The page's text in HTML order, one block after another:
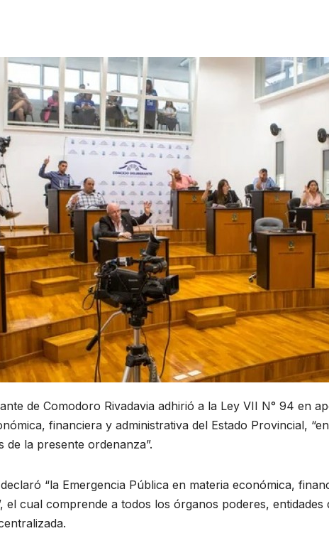
de Comodoro Rivadavia adhirió a la Ley VII N° 94 en
financiera y administrativa del Estado Provincial,
de la presente ordenanza”.
“la Emergencia Pública en materia económica,
el cual comprende a todos los órganos poderes, entidades